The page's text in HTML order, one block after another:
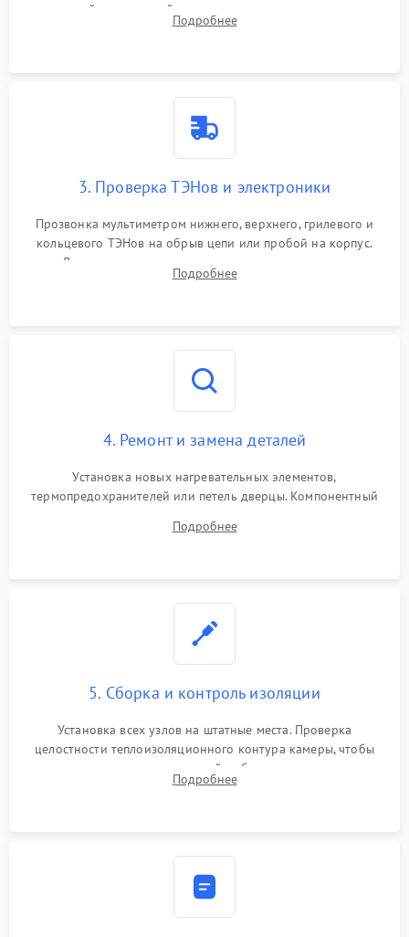
задней или верхней панели для прямого доступа к
нагревательным элементам, плате и вентиляторам.
Подробнее
3. Проверка ТЭНов и электроники
Прозвонка мультиметром нижнего, верхнего, грилевого и
кольцевого ТЭНов на обрыв цепи или пробой на корпус.
Диагностика термостата, датчиков температуры,
переключателя режимов и мотора конвекции.
Подробнее
4. Ремонт и замена деталей
Установка новых нагревательных элементов,
термопредохранителей или петель дверцы. Компонентный
выгоревших реле, восстановление контактов и замена
Подробнее
5. Сборка и контроль изоляции
Установка всех узлов на штатные места. Проверка
целостности теплоизоляционного контура камеры, чтобы
исключить перегрев кухонной мебели и потерю тепла.
Надежная фиксация клемм и сборка корпуса шкафа.
Подробнее